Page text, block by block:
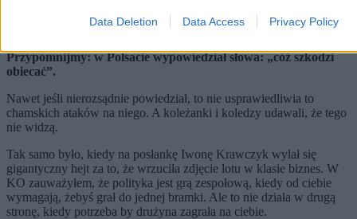
Data Deletion Data Access Privacy Policy
wspiera też innych posłów wystawionych na hejt. Na przykład
Przypomnijmy: w Polsacie wypowiedział słowa: „cóż szkodzi
obiecać”.
Nawet jeśli nierozsądnie powiedział, to nie usprawiedliwia to
chamskich ataków na niego. A koleżanki i koledzy udawali, że tego
nie widzą.
Tak samo było, kiedy na posłankę Iwonę Krawczyk wylał się
gigantyczny hejt za to, że wrzuciła zdjęcie lotu w klasie biznes. W
KO zauważyłem, że polityka jest grą zespołową, kiedy od ciebie
wymagają, żebyś grał do jednej bramki. Ale to nie działa w drugą
stronę, kiedy potrzeba by drużyna zagrała na ciebie.